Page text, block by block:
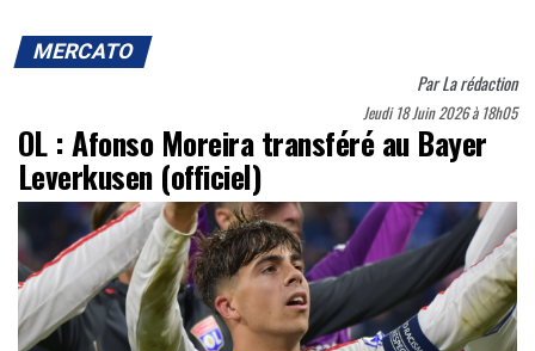
MERCATO
ParLa rédaction
Jeudi 18 Juin 2026 à 18h05
OL : Afonso Moreira transféré au Bayer
Leverkusen (officiel)